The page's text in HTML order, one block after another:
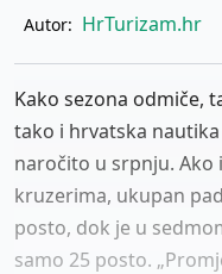
Autor: HrTurizam.hr
Kako sezona odmiče,
tako i hrvatska
naročito u srpnju.
kruzerima, ukupan
posto, dok je u
samo 25 posto.